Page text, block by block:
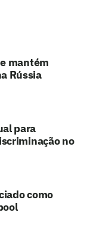
mantém
Rússia
para
no
como